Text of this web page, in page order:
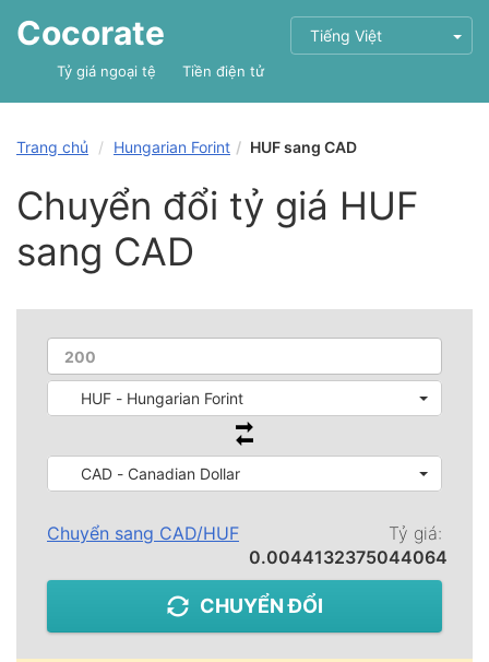
Cocorate Tiếng Việt
Tỷ giá ngoại tệ Tiền điện tử
Trang chủ Hungarian Forint HUF sang CAD
Chuyển đổi tỷ giá HUF
sang CAD
HUF - Hungarian Forint
CAD - Canadian Dollar
Chuyển sang CAD/HUF
Tỷ giá:
0.0044132375044064
CHUYỂN ĐỔI